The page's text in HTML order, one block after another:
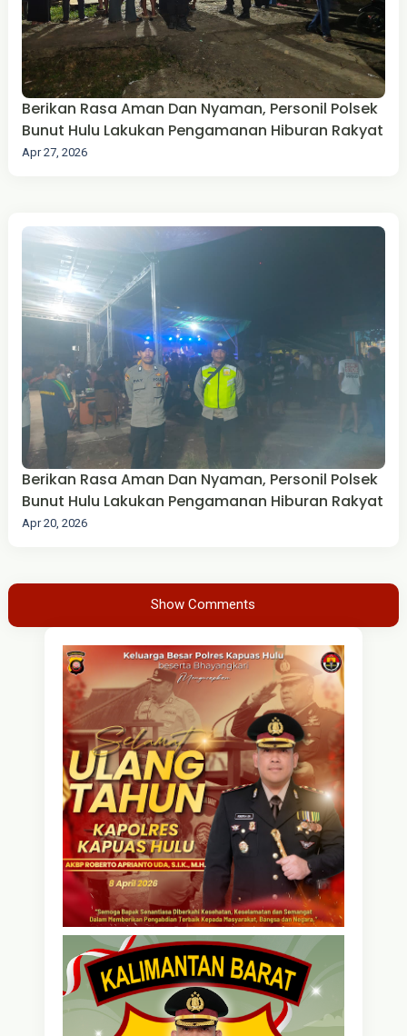
Berikan Rasa Aman Dan Nyaman, Personil Polsek
Bunut Hulu Lakukan Pengamanan Hiburan Rakyat
Apr 27, 2026
Berikan Rasa Aman Dan Nyaman, Personil Polsek
Bunut Hulu Lakukan Pengamanan Hiburan Rakyat
Apr 20, 2026
Show Comments